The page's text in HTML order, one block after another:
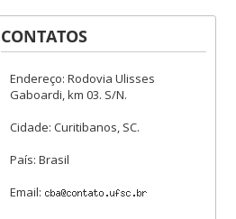
CONTATOS
Endereço: Rodovia Ulisses
Gaboardi, km 03. S/N.
Cidade: Curitibanos, SC.
País: Brasil
Email: